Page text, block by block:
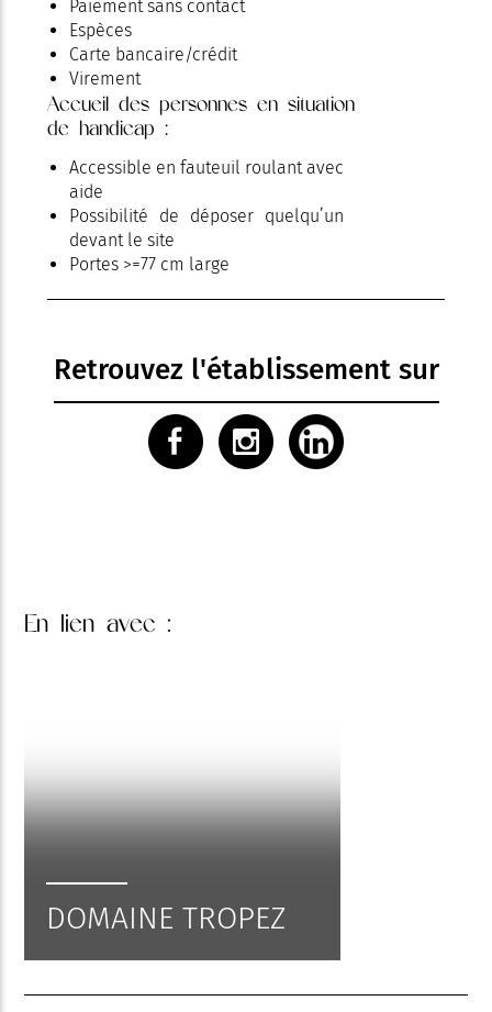
Paiement sans contact
Espèces
Carte bancaire/crédit
Virement
Accueil des personnes en situation
de handicap :
Accessible en fauteuil roulant avec
aide
Possibilité de déposer quelqu’un
devant le site
Portes >=77 cm large
Retrouvez l'établissement sur
En lien avec :
DOMAINE TROPEZ